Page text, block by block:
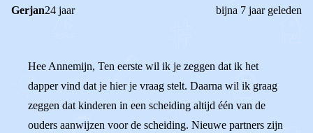
Gerjan24 jaar bijna 7 jaar geleden
Hee Annemijn, Ten eerste wil ik je zeggen dat ik het
dapper vind dat je hier je vraag stelt. Daarna wil ik graag
zeggen dat kinderen in een scheiding altijd één van de
ouders aanwijzen voor de scheiding. Nieuwe partners zijn